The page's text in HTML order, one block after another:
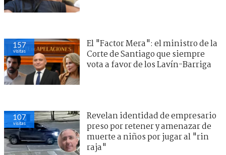
157
visitas
El "Factor Mera": el ministro de la
Corte de Santiago que siempre
vota a favor de los Lavín-Barriga
107
visitas
Revelan identidad de empresario
preso por retener y amenazar de
muerte a niños por jugar al "rin
raja"